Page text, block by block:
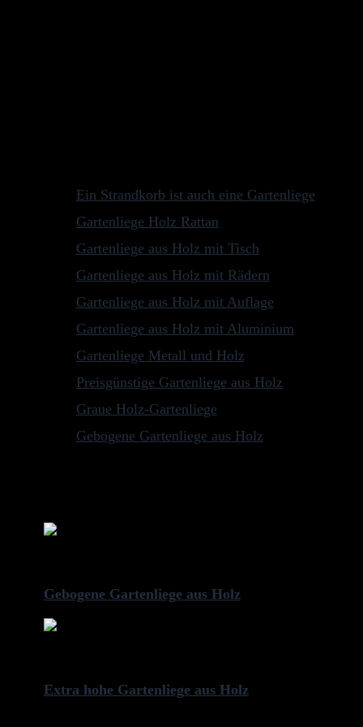
Ein Strandkorb ist auch eine Gartenliege
Gartenliege Holz Rattan
Gartenliege aus Holz mit Tisch
Gartenliege aus Holz mit Rädern
Gartenliege aus Holz mit Auflage
Gartenliege aus Holz mit Aluminium
Gartenliege Metall und Holz
Preisgünstige Gartenliege aus Holz
Graue Holz-Gartenliege
Gebogene Gartenliege aus Holz
Gebogene Gartenliege aus Holz
Extra hohe Gartenliege aus Holz